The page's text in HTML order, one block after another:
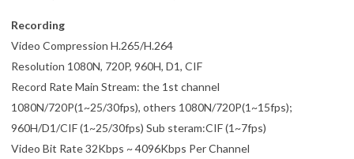
Recording
Video Compression H.265/H.264
Resolution 1080N, 720P, 960H, D1, CIF
Record Rate Main Stream: the 1st channel
1080N/720P(1~25/30fps), others 1080N/720P(1~15fps);
960H/D1/CIF (1~25/30fps) Sub steram:CIF (1~7fps)
Video Bit Rate 32Kbps ~ 4096Kbps Per Channel